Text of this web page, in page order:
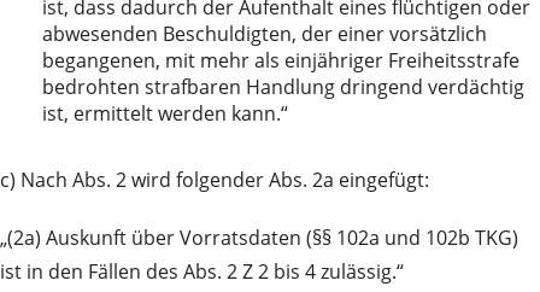
ist, dass dadurch der Aufenthalt eines flüchtigen oder
abwesenden Beschuldigten, der einer vorsätzlich
begangenen, mit mehr als einjähriger Freiheitsstrafe
bedrohten strafbaren Handlung dringend verdächtig
ist, ermittelt werden kann.“
c) Nach Abs. 2 wird folgender Abs. 2a eingefügt:
„(2a) Auskunft über Vorratsdaten (§§ 102a und 102b TKG)
ist in den Fällen des Abs. 2 Z 2 bis 4 zulässig.“